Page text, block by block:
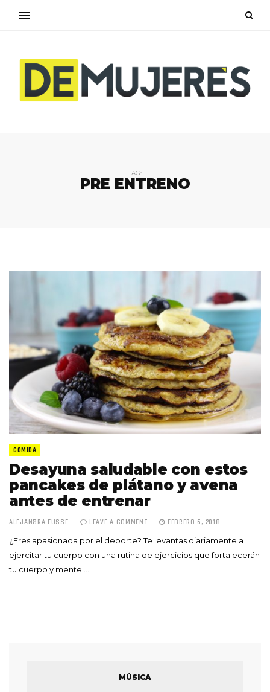
TAG:
PRE ENTRENO
COMIDA
Desayuna saludable con estos
pancakes de plátano y avena
antes de entrenar
ALEJANDRA EUSSE LEAVE A COMMENT FEBRERO 6, 2018
¿Eres apasionada por el deporte? Te levantas diariamente a
ejercitar tu cuerpo con una rutina de ejercicios que fortalecerán
tu cuerpo y mente.…
MÚSICA